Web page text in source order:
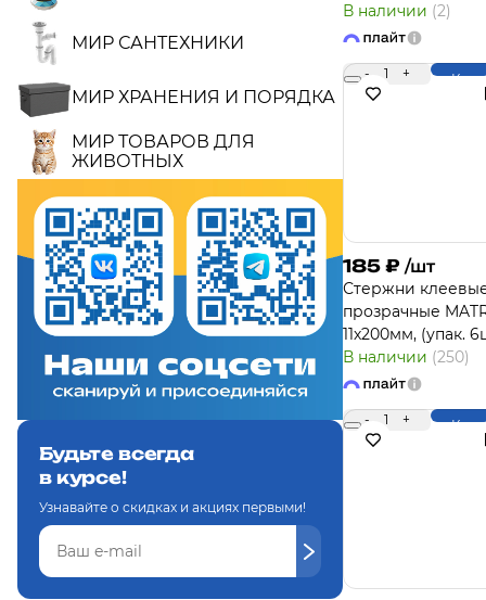
МИР САНТЕХНИКИ
МИР ХРАНЕНИЯ И ПОРЯДКА
МИР ТОВАРОВ ДЛЯ
ЖИВОТНЫХ
Будьте всегда
в курсе!
Узнавайте о скидках и акциях первыми!
В наличии (2)
- 1 +
185 ₽ /шт
Стержни
прозрачные
11х200мм, (упак.
В наличии (250)
- 1 +